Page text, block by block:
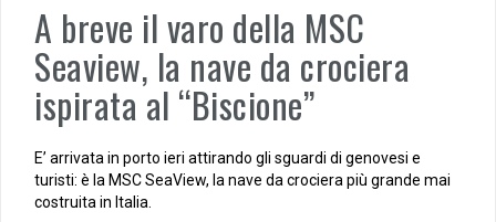
A breve il varo della MSC
Seaview, la nave da crociera
ispirata al “Biscione”
E’ arrivata in porto ieri attirando gli sguardi di genovesi e
turisti: è la MSC SeaView, la nave da crociera più grande mai
costruita in Italia.